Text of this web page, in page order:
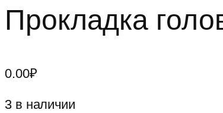
Прокладка
0.00₽
3 в наличии